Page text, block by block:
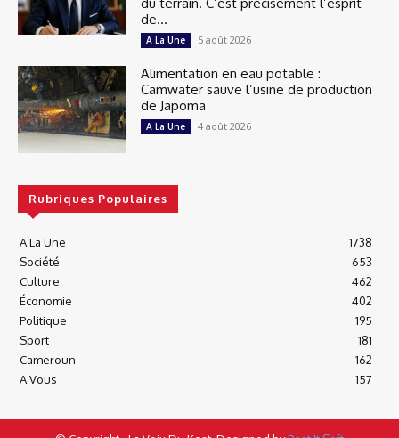
de...
A La Une 5 août 2026
Alimentation en eau potable :
Camwater sauve l’usine de production
de Japoma
A La Une 4 août 2026
Rubriques Populaires
A La Une
1738
Société
653
Culture
462
Économie
402
Politique
195
Sport
181
Cameroun
162
A Vous
157